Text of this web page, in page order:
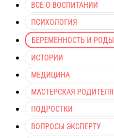
ВСЕ О ВОСПИТАНИИ
ПСИХОЛОГИЯ
БЕРЕМЕННОСТЬ И РОДЫ
ИСТОРИИ
МЕДИЦИНА
МАСТЕРСКАЯ РОДИТЕЛЯ
ПОДРОСТКИ
ВОПРОСЫ ЭКСПЕРТУ